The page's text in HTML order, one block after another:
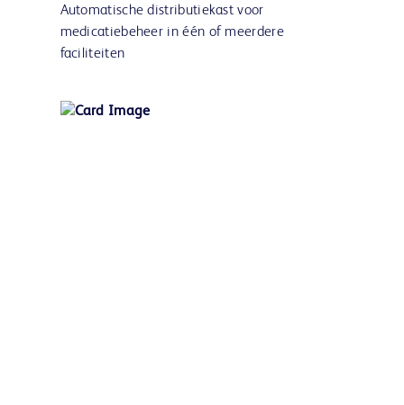
Automatische distributiekast voor
medicatiebeheer in één of meerdere
faciliteiten